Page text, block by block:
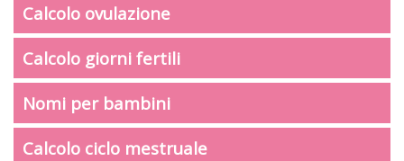
Calcolo ovulazione
Calcolo giorni fertili
Nomi per bambini
Calcolo ciclo mestruale